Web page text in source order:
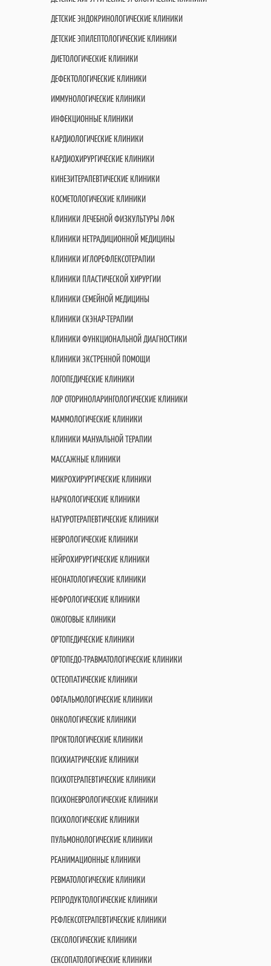
ДЕТСКИЕ ЭНДОКРИНОЛОГИЧЕСКИЕ КЛИНИКИ
ДЕТСКИЕ ЭПИЛЕПТОЛОГИЧЕСКИЕ КЛИНИКИ
ДИЕТОЛОГИЧЕСКИЕ КЛИНИКИ
ДЕФЕКТОЛОГИЧЕСКИЕ КЛИНИКИ
ИММУНОЛОГИЧЕСКИЕ КЛИНИКИ
ИНФЕКЦИОННЫЕ КЛИНИКИ
КАРДИОЛОГИЧЕСКИЕ КЛИНИКИ
КАРДИОХИРУРГИЧЕСКИЕ КЛИНИКИ
КИНЕЗИТЕРАПЕВТИЧЕСКИЕ КЛИНИКИ
КОСМЕТОЛОГИЧЕСКИЕ КЛИНИКИ
КЛИНИКИ ЛЕЧЕБНОЙ ФИЗКУЛЬТУРЫ ЛФК
КЛИНИКИ НЕТРАДИЦИОННОЙ МЕДИЦИНЫ
КЛИНИКИ ИГЛОРЕФЛЕКСОТЕРАПИИ
КЛИНИКИ ПЛАСТИЧЕСКОЙ ХИРУРГИИ
КЛИНИКИ СЕМЕЙНОЙ МЕДИЦИНЫ
КЛИНИКИ СКЭНАР-ТЕРАПИИ
КЛИНИКИ ФУНКЦИОНАЛЬНОЙ ДИАГНОСТИКИ
КЛИНИКИ ЭКСТРЕННОЙ ПОМОЩИ
ЛОГОПЕДИЧЕСКИЕ КЛИНИКИ
ЛОР ОТОРИНОЛАРИНГОЛОГИЧЕСКИЕ КЛИНИКИ
МАММОЛОГИЧЕСКИЕ КЛИНИКИ
КЛИНИКИ МАНУАЛЬНОЙ ТЕРАПИИ
МАССАЖНЫЕ КЛИНИКИ
МИКРОХИРУРГИЧЕСКИЕ КЛИНИКИ
НАРКОЛОГИЧЕСКИЕ КЛИНИКИ
НАТУРОТЕРАПЕВТИЧЕСКИЕ КЛИНИКИ
НЕВРОЛОГИЧЕСКИЕ КЛИНИКИ
НЕЙРОХИРУРГИЧЕСКИЕ КЛИНИКИ
НЕОНАТОЛОГИЧЕСКИЕ КЛИНИКИ
НЕФРОЛОГИЧЕСКИЕ КЛИНИКИ
ОЖОГОВЫЕ КЛИНИКИ
ОРТОПЕДИЧЕСКИЕ КЛИНИКИ
ОРТОПЕДО-ТРАВМАТОЛОГИЧЕСКИЕ КЛИНИКИ
ОСТЕОПАТИЧЕСКИЕ КЛИНИКИ
ОФТАЛЬМОЛОГИЧЕСКИЕ КЛИНИКИ
ОНКОЛОГИЧЕСКИЕ КЛИНИКИ
ПРОКТОЛОГИЧЕСКИЕ КЛИНИКИ
ПСИХИАТРИЧЕСКИЕ КЛИНИКИ
ПСИХОТЕРАПЕВТИЧЕСКИЕ КЛИНИКИ
ПСИХОНЕВРОЛОГИЧЕСКИЕ КЛИНИКИ
ПСИХОЛОГИЧЕСКИЕ КЛИНИКИ
ПУЛЬМОНОЛОГИЧЕСКИЕ КЛИНИКИ
РЕАНИМАЦИОННЫЕ КЛИНИКИ
РЕВМАТОЛОГИЧЕСКИЕ КЛИНИКИ
РЕПРОДУКТОЛОГИЧЕСКИЕ КЛИНИКИ
РЕФЛЕКСОТЕРАПЕВТИЧЕСКИЕ КЛИНИКИ
СЕКСОЛОГИЧЕСКИЕ КЛИНИКИ
СЕКСОПАТОЛОГИЧЕСКИЕ КЛИНИКИ